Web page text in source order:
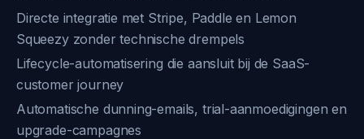
Directe integratie met Stripe, Paddle en Lemon
Squeezy zonder technische drempels
Lifecycle-automatisering die aansluit bij de SaaS-
customer journey
Automatische dunning-emails, trial-aanmoedigingen en
upgrade-campagnes